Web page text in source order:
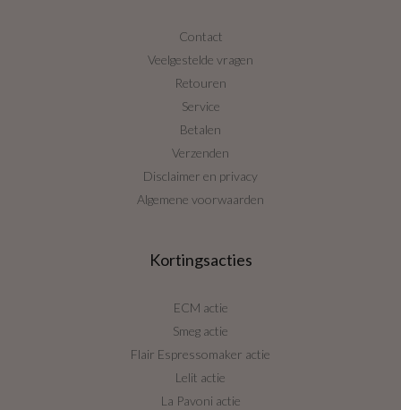
Contact
Veelgestelde vragen
Retouren
Service
Betalen
Verzenden
Disclaimer en privacy
Algemene voorwaarden
Kortingsacties
ECM actie
Smeg actie
Flair Espressomaker actie
Lelit actie
La Pavoni actie